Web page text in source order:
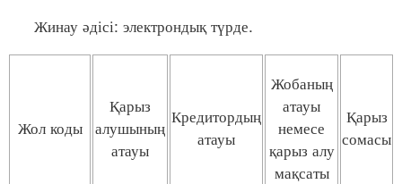
Жинау әдісі: электрондық түрде.
Жол коды
Қарыз
алушының
атауы
Кредитордың
атауы
Жобаның
атауы
немесе
қарыз алу
мақсаты
Қарыз
сомасы